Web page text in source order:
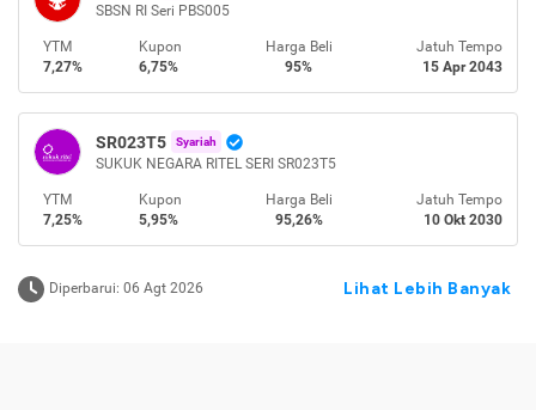
SBSN RI Seri PBS005
YTM
7,27%
Kupon
6,75%
Harga Beli
95%
Jatuh Tempo
15 Apr 2043
SR023T5 Syariah
SUKUK NEGARA RITEL SERI SR023T5
YTM
7,25%
Kupon
5,95%
Harga Beli
95,26%
Jatuh Tempo
10 Okt 2030
Diperbarui: 06 Agt 2026 Lihat Lebih Banyak